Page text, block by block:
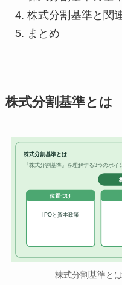
株式分割基準と関
まとめ
株式分割基準とは
株式分割基準とは
『株式分割基準』を理解する3つのポイ
位置づけ
IPOと資本政策
株式分割基準と